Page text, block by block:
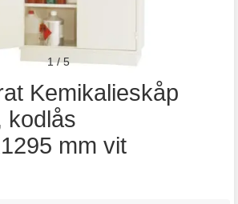
Kemikalieskåp
kodlås
mm vit
1/5